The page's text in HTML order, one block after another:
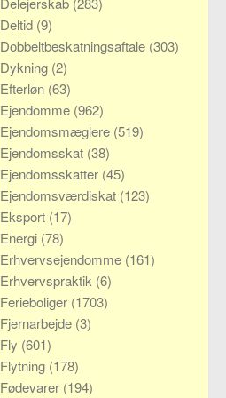
Deltid (9)
Dobbeltbeskatningsaftale (303)
Dykning (2)
Efterløn (63)
Ejendomme (962)
Ejendomsmæglere (519)
Ejendomsskat (38)
Ejendomsskatter (45)
Ejendomsværdiskat (123)
Eksport (17)
Energi (78)
Erhvervsejendomme (161)
Erhvervspraktik (6)
Ferieboliger (1703)
Fjernarbejde (3)
Fly (601)
Flytning (178)
Fødevarer (194)